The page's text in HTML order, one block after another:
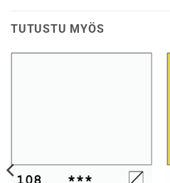
TUTUSTU MYÖS